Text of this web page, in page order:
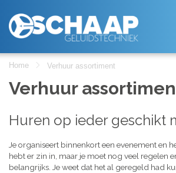
Home Verhuur assortiment
Verhuur
Huren op ieder geschikt
Je organiseert binnenkort een evenement en
hebt er zin in, maar je moet nog veel regelen
belangrijks. Je weet dat het al geregeld had